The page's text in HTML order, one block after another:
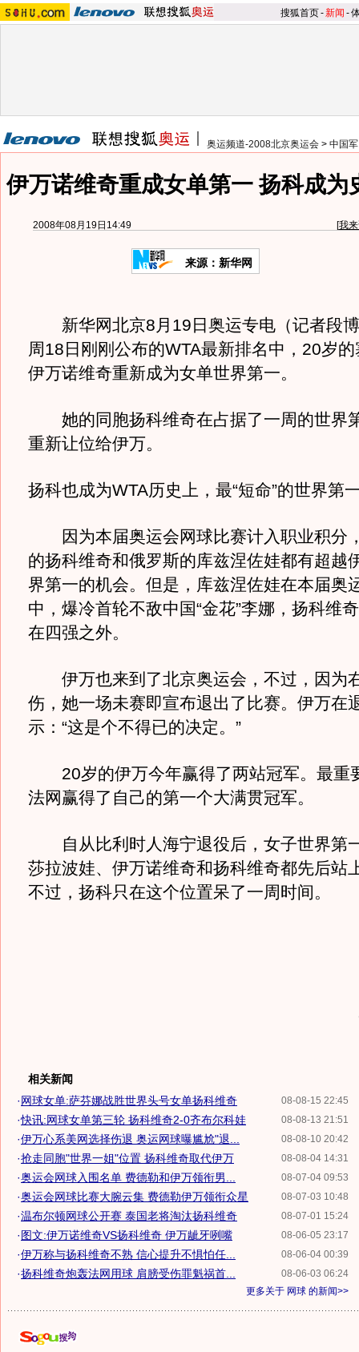
搜狐首页-新闻 -
奥运频道-2008北京奥运会 > 中国
伊万诺维奇重成女单第一 扬科成
2008年08月19日14:49 [我
来源：新华网
新华网北京8月19日奥运专电（记者段
周18日刚刚公布的WTA最新排名中，20岁
伊万诺维奇重新成为女单世界第一。
她的同胞扬科维奇在占据了一周的世界
重新让位给伊万。
扬科也成为WTA历史上，最“短命”的世界第
因为本届奥运会网球比赛计入职业积分
的扬科维奇和俄罗斯的库兹涅佐娃都有超越
界第一的机会。但是，库兹涅佐娃在本届奥
中，爆冷首轮不敌中国“金花”李娜，扬科维
在四强之外。
伊万也来到了北京奥运会，不过，因为
伤，她一场未赛即宣布退出了比赛。伊万在
示：“这是个不得已的决定。”
20岁的伊万今年赢得了两站冠军。最重
法网赢得了自己的第一个大满贯冠军。
自从比利时人海宁退役后，女子世界第
莎拉波娃、伊万诺维奇和扬科维奇都先后站
不过，扬科只在这个位置呆了一周时间。
相关新闻
08-08-15 22:45
·网球女单:萨芬娜战胜世界头号女单扬科维奇
08-08-13 21:51
·快讯:网球女单第三轮 扬科维奇2-0齐布尔科娃
08-08-10 20:42
·伊万心系美网选择伤退 奥运网球曝尴尬"退...
08-08-04 14:31
·抢走同胞"世界一姐"位置 扬科维奇取代伊万
08-07-04 09:53
·奥运会网球入围名单 费德勒和伊万领衔男...
08-07-03 10:48
·奥运会网球比赛大腕云集 费德勒伊万领衔众星
08-07-01 15:24
·温布尔顿网球公开赛 泰国老将淘汰扬科维奇
08-06-05 23:17
·图文:伊万诺维奇VS扬科维奇 伊万龇牙咧嘴
08-06-04 00:39
·伊万称与扬科维奇不熟 信心提升不惧怕任...
08-06-03 06:24
·扬科维奇炮轰法网用球 肩膀受伤罪魁祸首...
更多关于 网球 的新闻>>